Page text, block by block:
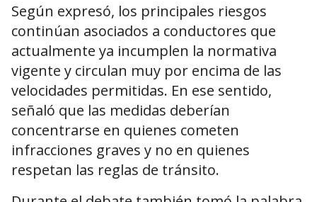
Según expresó, los principales riesgos
continúan asociados a conductores que
actualmente ya incumplen la normativa
vigente y circulan muy por encima de las
velocidades permitidas. En ese sentido,
señaló que las medidas deberían
concentrarse en quienes cometen
infracciones graves y no en quienes
respetan las reglas de tránsito.